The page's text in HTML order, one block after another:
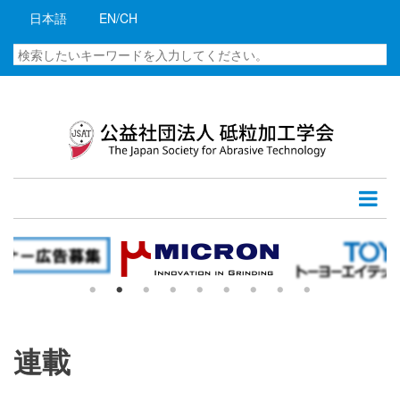
コ
に
動
日本語 EN/CH
検
索
連載